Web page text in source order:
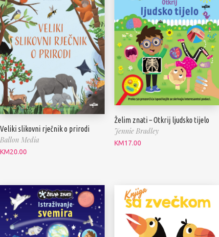
Veliki slikovni rječnik o prirodi
Ballon Media
KM20.00
Želim znati – Otkrij ljudsko tijelo
Jennie Bradley
KM17.00